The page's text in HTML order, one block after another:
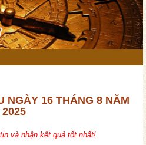
NGÀY 16 THÁNG 8 NĂM
2025
và nhận kết quả tốt nhất!